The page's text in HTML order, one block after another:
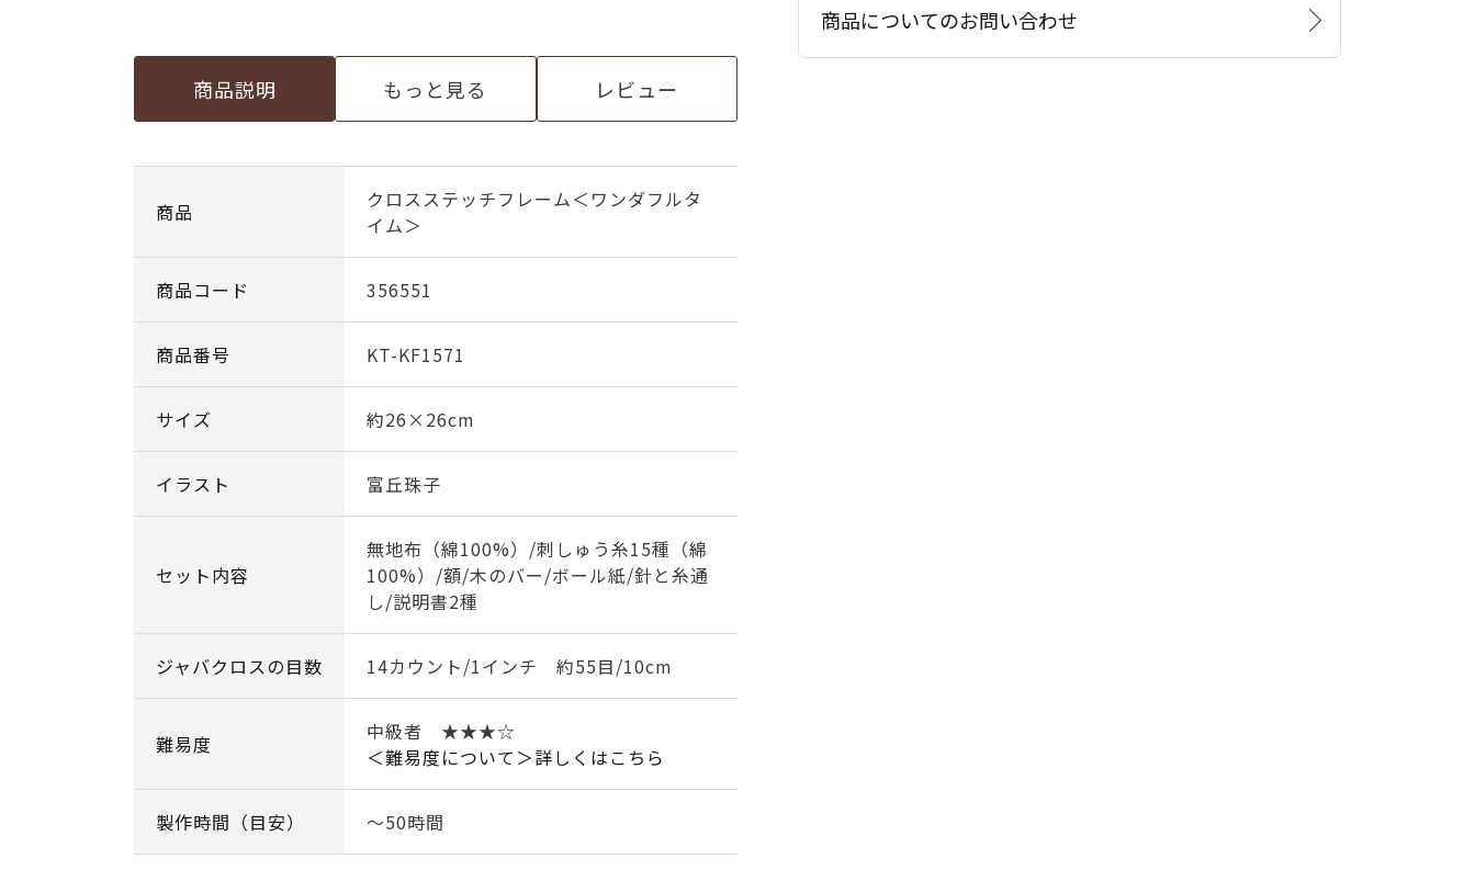
商品説明 もっと見る レビュー
商品
クロスステッチフレーム＜ワンダフルタ
イム＞
商品コード 356551
商品番号 KT-KF1571
サイズ 約26×26cm
イラスト 富丘珠子
セット内容
無地布（綿100%）/刺しゅう糸15種（綿
100%）/額/木のバー/ボール紙/針と糸通
し/説明書2種
ジャバクロスの目数 14カウント/1インチ 約55目/10cm
難易度
中級者 ★★★☆
＜難易度について＞詳しくはこちら
製作時間（目安） ～50時間
商品についてのお問い合わせ